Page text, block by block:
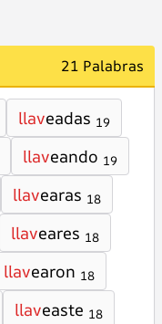
21 Palabras
llaveadas 19
llaveando 19
llavearas 18
llaveares 18
llavearon 18
llaveaste 18